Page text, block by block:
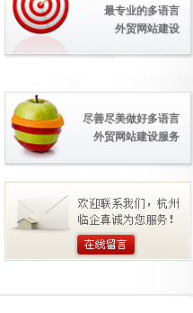
最专业的多语言
外贸网站建设
尽善尽美做好多语言
外贸网站建设服务